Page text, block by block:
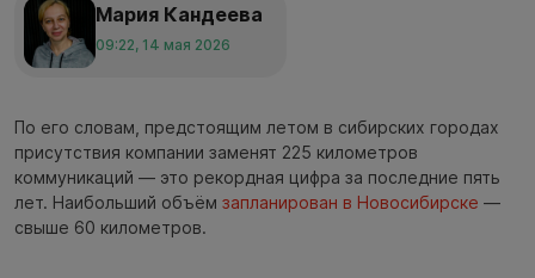
Мария Кандеева
09:22, 14 мая 2026
По его словам, предстоящим летом в сибирских городах
присутствия компании заменят 225 километров
коммуникаций — это рекордная цифра за последние пять
лет. Наибольший объём запланирован в Новосибирске —
свыше 60 километров.